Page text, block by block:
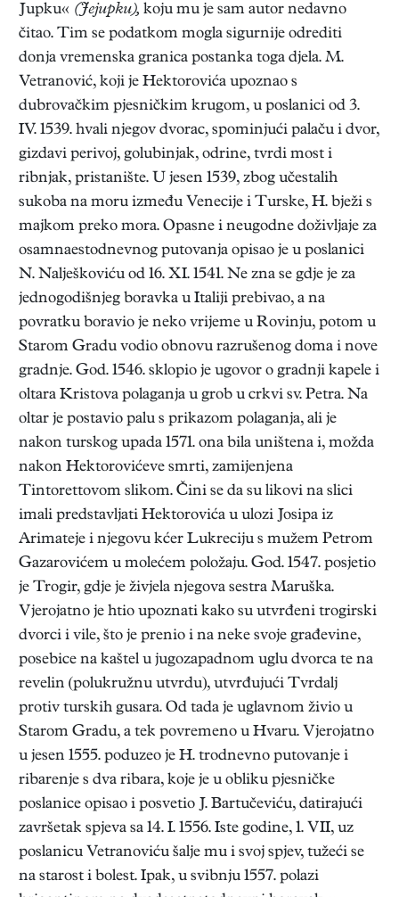
Jupku« (Jejupku), koju mu je sam autor nedavno
čitao. Tim se podatkom mogla sigurnije odrediti
donja vremenska granica postanka toga djela. M.
Vetranović, koji je Hektorovića upoznao s
dubrovačkim pjesničkim krugom, u poslanici od 3.
IV. 1539. hvali njegov dvorac, spominjući palaču i dvor,
gizdavi perivoj, golubinjak, odrine, tvrdi most i
ribnjak, pristanište. U jesen 1539, zbog učestalih
sukoba na moru između Venecije i Turske, H. bježi s
majkom preko mora. Opasne i neugodne doživljaje za
osamnaestodnevnog putovanja opisao je u poslanici
N. Nalješkoviću od 16. XI. 1541. Ne zna se gdje je za
jednogodišnjeg boravka u Italiji prebivao, a na
povratku boravio je neko vrijeme u Rovinju, potom u
Starom Gradu vodio obnovu razrušenog doma i nove
gradnje. God. 1546. sklopio je ugovor o gradnji kapele i
oltara Kristova polaganja u grob u crkvi sv. Petra. Na
oltar je postavio palu s prikazom polaganja, ali je
nakon turskog upada 1571. ona bila uništena i, možda
nakon Hektorovićeve smrti, zamijenjena
Tintorettovom slikom. Čini se da su likovi na slici
imali predstavljati Hektorovića u ulozi Josipa iz
Arimateje i njegovu kćer Lukreciju s mužem Petrom
Gazarovićem u molećem položaju. God. 1547. posjetio
je Trogir, gdje je živjela njegova sestra Maruška.
Vjerojatno je htio upoznati kako su utvrđeni trogirski
dvorci i vile, što je prenio i na neke svoje građevine,
posebice na kaštel u jugozapadnom uglu dvorca te na
revelin (polukružnu utvrdu), utvrđujući Tvrdalj
protiv turskih gusara. Od tada je uglavnom živio u
Starom Gradu, a tek povremeno u Hvaru. Vjerojatno
u jesen 1555. poduzeo je H. trodnevno putovanje i
ribarenje s dva ribara, koje je u obliku pjesničke
poslanice opisao i posvetio J. Bartučeviću, datirajući
završetak spjeva sa 14. I. 1556. Iste godine, 1. VII, uz
poslanicu Vetranoviću šalje mu i svoj spjev, tužeći se
na starost i bolest. Ipak, u svibnju 1557. polazi